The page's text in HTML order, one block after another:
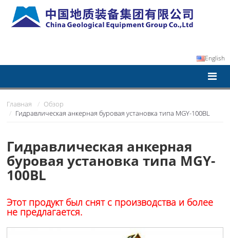
English
Главная
Обзор
Гидравлическая анкерная буровая установка типа MGY-100BL
Гидравлическая анкерная
буровая установка типа MGY-
100BL
Этот продукт был снят с производства и более
не предлагается.